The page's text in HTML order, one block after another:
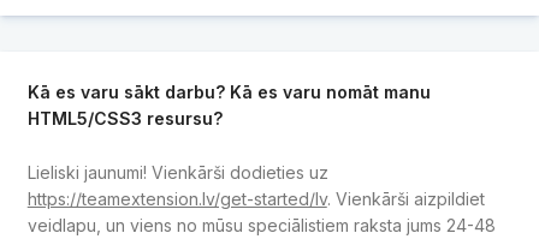
Kā es varu sākt darbu? Kā es varu nomāt manu
HTML5/CSS3 resursu?
Lieliski jaunumi! Vienkārši dodieties uz
https://teamextension.lv/get-started/lv. Vienkārši aizpildiet
veidlapu, un viens no mūsu speciālistiem raksta jums 24-48